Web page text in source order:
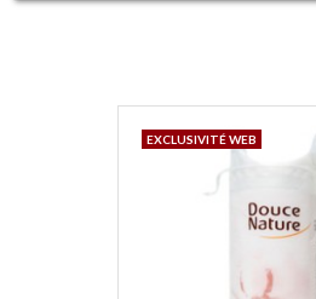
EXCLUSIVITÉ WEB